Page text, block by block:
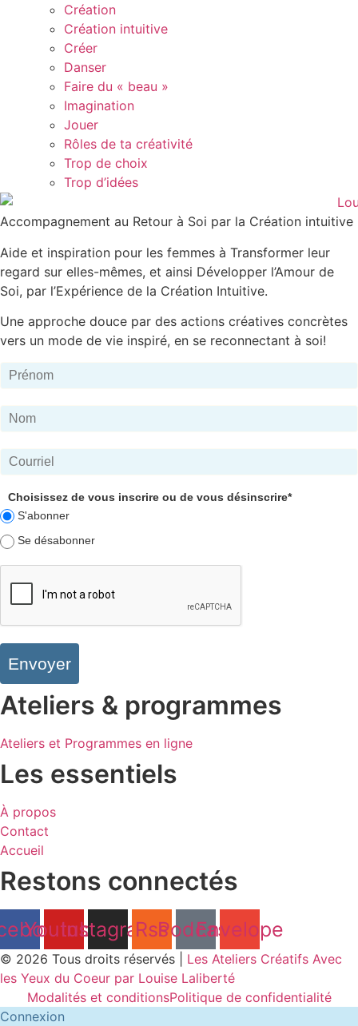
Création
Création intuitive
Créer
Danser
Faire du « beau »
Imagination
Jouer
Rôles de ta créativité
Trop de choix
Trop d’idées
Accompagnement au Retour à Soi par la Création intuitive
Aide et inspiration pour les femmes à Transformer leur
regard sur elles-mêmes, et ainsi Développer l’Amour de
Soi, par l’Expérience de la Création Intuitive.
Une approche douce par des actions créatives concrètes
vers un mode de vie inspiré, en se reconnectant à soi!
Choisissez de vous inscrire ou de vous désinscrire*
S'abonner
Se désabonner
Envoyer
Ateliers & programmes
Ateliers et Programmes en ligne
Les essentiels
À propos
Contact
Accueil
Restons connectés
Youtube
Instagram
RssPodcastEnvelope
© 2026 Tous droits réservés | Les Ateliers Créatifs Avec
les Yeux du Coeur par Louise Laliberté
Modalités et conditionsPolitique de confidentialité
Connexion